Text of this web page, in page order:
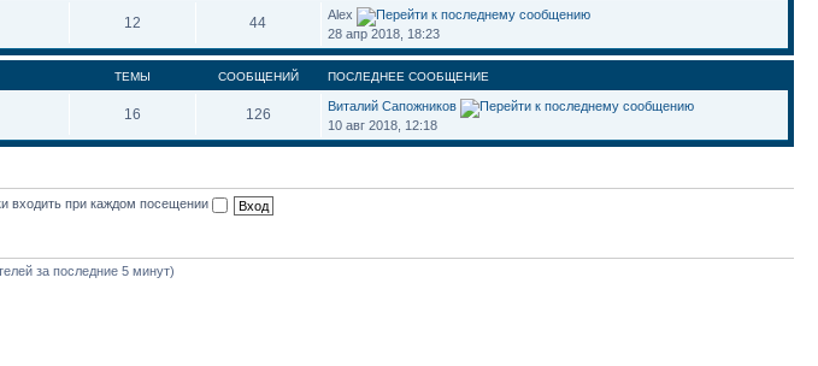
12 44
Alex
28 апр 2018, 18:23
ТЕМЫ СООБЩЕНИЙ ПОСЛЕДНЕЕ СООБЩЕНИЕ
16 126
Виталий Сапожников
10 авг 2018, 12:18
входить при каждом посещении
за последние 5 минут)